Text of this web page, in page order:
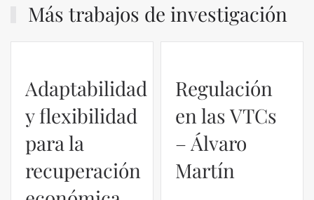
Más trabajos de investigación
Regulación
en las VTCs
– Álvaro
Martín
El caso de
Silicon